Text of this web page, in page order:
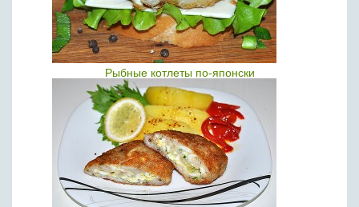
Рыбные котлеты по-японски